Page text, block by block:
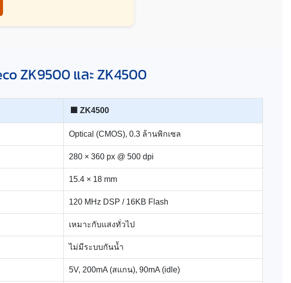
ZK9500 และ ZK4500
🟩 ZK4500
Optical (CMOS), 0.3 ล้านพิกเซล
280 × 360 px @ 500 dpi
15.4 × 18 mm
120 MHz DSP / 16KB Flash
เหมาะกับแสงทั่วไป
ไม่มีระบบกันน้ำ
5V, 200mA (สแกน), 90mA (idle)